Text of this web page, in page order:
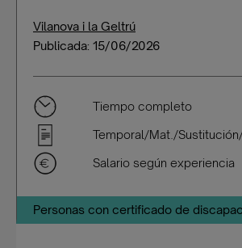
Vilanova i la Geltrú
Publicada: 15/06/2026
Tiempo completo
Temporal/Mat./Sustitución/
Salario según experiencia
Personas con certificado de